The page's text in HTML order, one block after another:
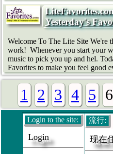
Yesterday's
Welcome To The Lite Site We're
work! Whenever you start your
music to pick you up and hel.
Favorites to make you feel good
1 2 3 4 5 6
Login to the site:
Login
流行:
现在